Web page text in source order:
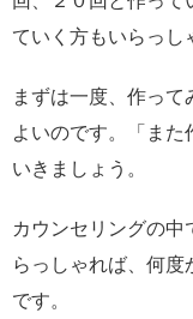
ていく方もいらっし
まずは一度、作っ
よいのです。「また
いきましょう。
カウンセリングの中
らっしゃれば、何度
です。